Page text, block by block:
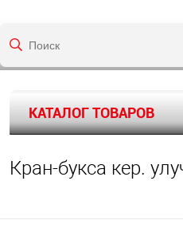
КАТАЛОГ ТОВАРОВ
Кран-букса кер.